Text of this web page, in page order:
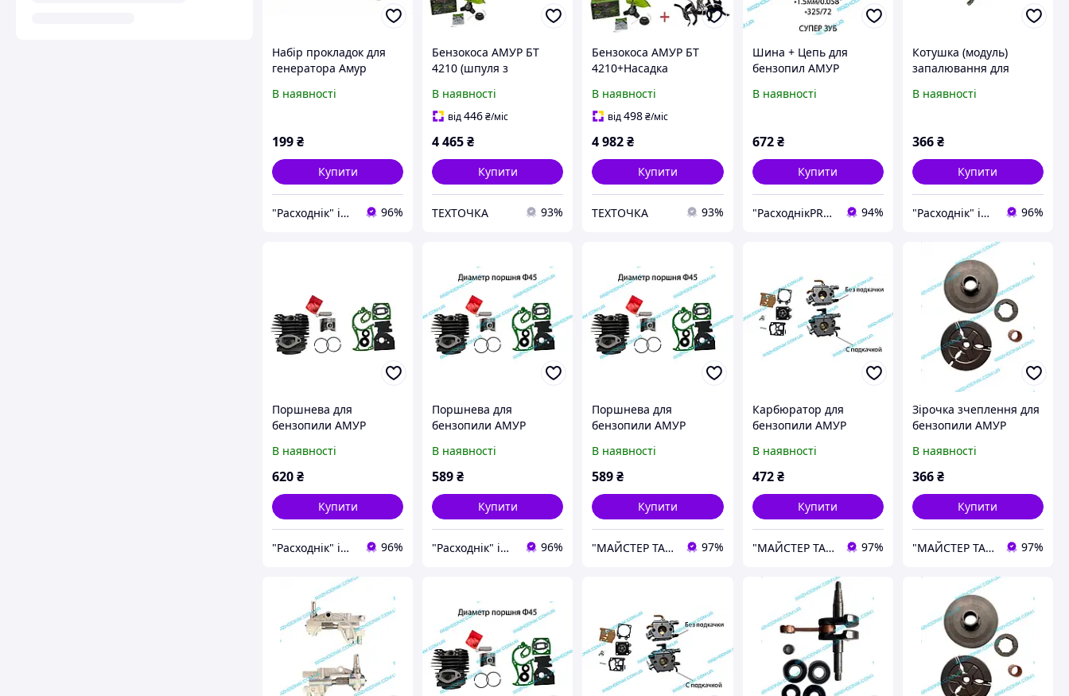
Набір прокладок для
генератора Амур
В наявності
199₴
Купити
"Расходнік" інтернет магазин запчастин 96%
Бензокоса АМУР БТ
4210 (шпуля з
пелюстковий
косильний
В наявності
від446₴/міс
4 465₴
Купити
ТЕХТОЧКА 93%
Бензокоса АМУР БТ
4210+Насадка
ліскою ремінь ніж 3Т)
В наявності
від498₴/міс
4 982₴
Купити
ТЕХТОЧКА 93%
Шина + Цепь для
бензопил АМУР
В наявності
672 ₴
Купити
"РасходнікPRO" магазин запчастин 94%
Котушка (модуль)
запалювання для
БЖ-5245
В наявності
366₴
Купити
"Расходнік" інтернет магазин запчастин 96%
Поршнева для
бензопили AМУР
В наявності
620₴
Купити
"Расходнік" інтернет магазин запчастин 96%
Поршнева для
бензопили AМУР
В наявності
589₴
Купити
"Расходнік" інтернет магазин запчастин 96%
Поршнева для
бензопили AМУР
В наявності
589₴
Купити
"МАЙСТЕР ТАРАС" інтернет магазин запчастин та комплектуючих 97%
Карбюратор для
бензопили АМУР
В наявності
472 ₴
Купити
"МАЙСТЕР ТАРАС" інтернет магазин запчастин та комплектуючих 97%
Зірочка зчеплення для
бензопили АМУР
В наявності
366₴
Купити
"МАЙСТЕР ТАРАС" інтернет магазин запчастин та комплектуючих 97%